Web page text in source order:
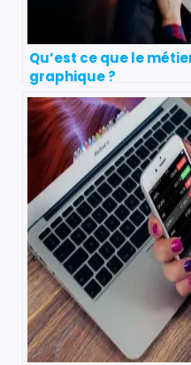
Qu’est ce que le
graphique ?